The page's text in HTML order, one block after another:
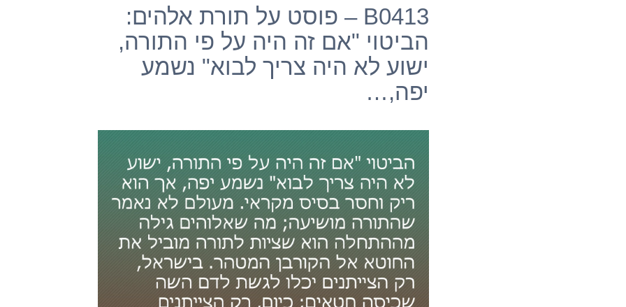
B0413 – פוסט על תורת אלהים:
הביטוי "אם זה היה על פי התורה,
ישוע לא היה צריך לבוא" נשמע
יפה,…